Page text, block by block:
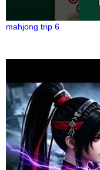
mahjong trip 6